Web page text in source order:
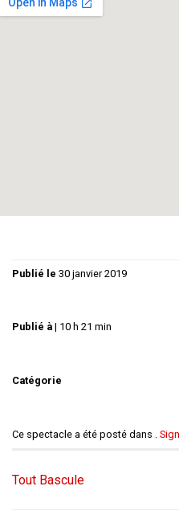
couple dont les finances
Publié le 30 janvier 2019
Publié à | 10 h 21 min
Catégorie
Ce spectacle a été posté dans .
Tout Bascule